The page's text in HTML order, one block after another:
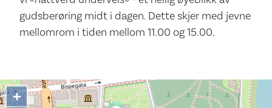
gudsberøring midt i dagen. Dette skjer med jevne
mellomrom i tiden mellom 11.00 og 15.00.
+